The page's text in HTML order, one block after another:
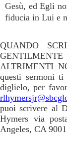
Gesù, ed Egli
fiducia in Lui e
QUANDO
ALTRIMENTI
questi sermoni ti
diglielo, per
puoi scrivere al
Hymers via
Angeles, CA